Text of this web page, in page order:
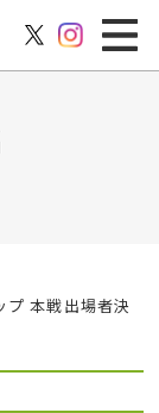
本戦出場者決